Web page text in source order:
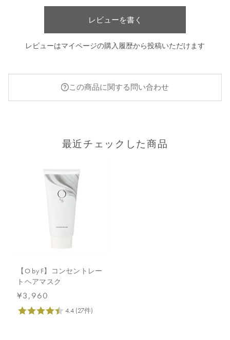
レビューを書く
レビューはマイページの購入履歴から投稿いただけます
この商品に関する問い合わせ
最近チェックした商品
【O by F】コンセントレー
トヘアマスク
¥3,960